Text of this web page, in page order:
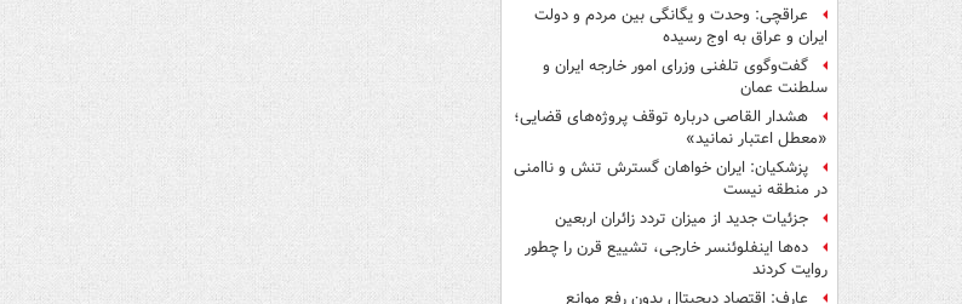
عراقچی: وحدت و یگانگی بین مردم و دولت
ایران و عراق به اوج رسیده
گفت‌وگوی تلفنی وزرای امور خارجه ایران و
سلطنت عمان
هشدار القاصی درباره توقف پروژه‌های قضایی؛
«معطل اعتبار نمانید»
پزشکیان: ایران خواهان گسترش تنش و ناامنی
در منطقه نیست
جزئیات جدید از میزان تردد زائران اربعین
ده‌ها اینفلوئنسر خارجی، تشییع قرن را چطور
روایت کردند
عارف: اقتصاد دیجیتال بدون رفع موانع